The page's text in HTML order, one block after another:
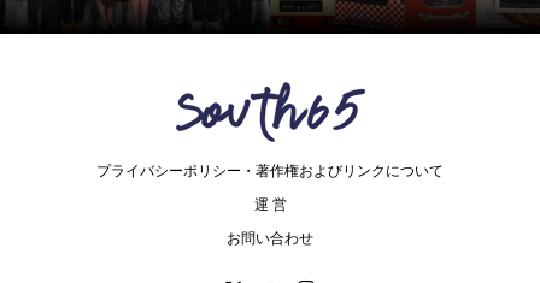
プライバシーポリシー・著作権およびリンクについて
運 営
お問い合わせ